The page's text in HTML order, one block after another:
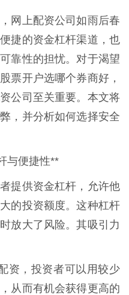
网上配资公司如雨后春
捷的资金杠杆渠道，也
靠性的担忧。对于渴望
票开户选哪个券商好，
公司至关重要。本文将
，并分析如何选择安全
与便捷性**
提供资金杠杆，允许他
的投资额度。这种杠杆
放大了风险。其吸引力
资，投资者可以用较少
从而有机会获得更高的